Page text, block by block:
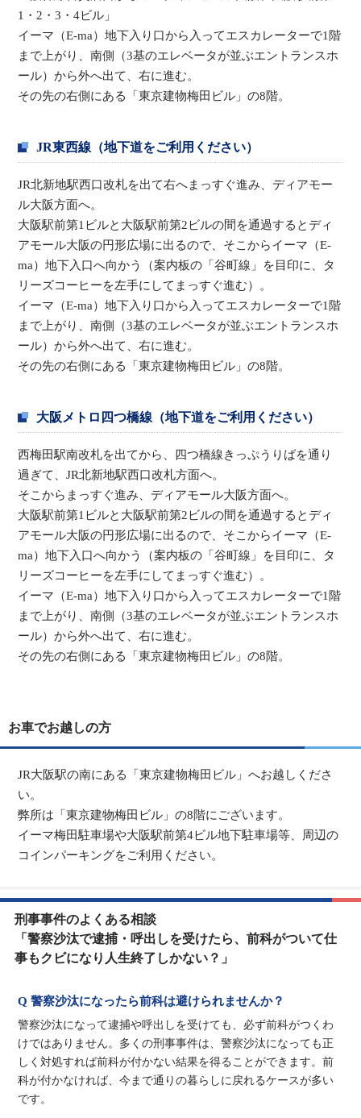
1・2・3・4ビル」
イーマ（E-ma）地下入り口から入ってエスカレーターで1階
まで上がり、南側（3基のエレベータが並ぶエントランスホ
ール）から外へ出て、右に進む。
その先の右側にある「東京建物梅田ビル」の8階。
JR東西線（地下道をご利用ください）
JR北新地駅西口改札を出て右へまっすぐ進み、ディアモー
ル大阪方面へ。
大阪駅前第1ビルと大阪駅前第2ビルの間を通過するとディ
アモール大阪の円形広場に出るので、そこからイーマ（E-
ma）地下入口へ向かう（案内板の「谷町線」を目印に、タ
リーズコーヒーを左手にしてまっすぐ進む）。
イーマ（E-ma）地下入り口から入ってエスカレーターで1階
まで上がり、南側（3基のエレベータが並ぶエントランスホ
ール）から外へ出て、右に進む。
その先の右側にある「東京建物梅田ビル」の8階。
大阪メトロ四つ橋線（地下道をご利用ください）
西梅田駅南改札を出てから、四つ橋線きっぷうりばを通り
過ぎて、JR北新地駅西口改札方面へ。
そこからまっすぐ進み、ディアモール大阪方面へ。
大阪駅前第1ビルと大阪駅前第2ビルの間を通過するとディ
アモール大阪の円形広場に出るので、そこからイーマ（E-
ma）地下入口へ向かう（案内板の「谷町線」を目印に、タ
リーズコーヒーを左手にしてまっすぐ進む）。
イーマ（E-ma）地下入り口から入ってエスカレーターで1階
まで上がり、南側（3基のエレベータが並ぶエントランスホ
ール）から外へ出て、右に進む。
その先の右側にある「東京建物梅田ビル」の8階。
お車でお越しの方
JR大阪駅の南にある「東京建物梅田ビル」へお越しくださ
い。
弊所は「東京建物梅田ビル」の8階にございます。
イーマ梅田駐車場や大阪駅前第4ビル地下駐車場等、周辺の
コインパーキングをご利用ください。
刑事事件のよくある相談
「警察沙汰で逮捕・呼出しを受けたら、前科がついて仕
事もクビになり人生終了しかない？」
Q 警察沙汰になったら前科は避けられませんか？
警察沙汰になって逮捕や呼出しを受けても、必ず前科がつくわ
けではありません。多くの刑事事件は、警察沙汰になっても正
しく対処すれば前科が付かない結果を得ることができます。前
科が付かなければ、今まで通りの暮らしに戻れるケースが多い
です。